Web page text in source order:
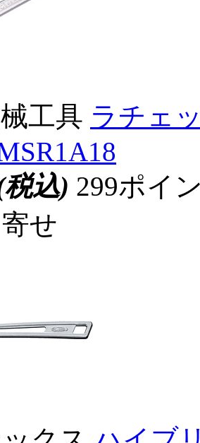
工具 ラチェ
税込) 299ポイ
せ